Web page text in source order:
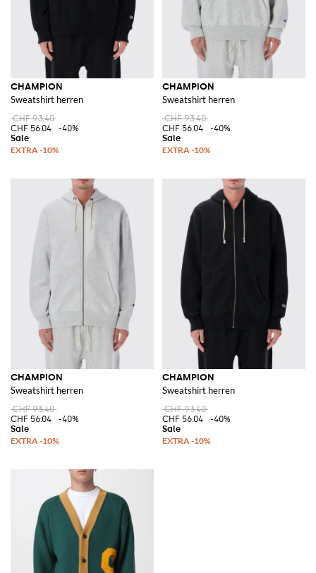
CHAMPION
Sweatshirt herren
CHF 93.40
CHF 56.04
-40%
CHAMPION
Sweatshirt herren
CHF 93.40
CHF 56.04
-40%
CHAMPION
Sweatshirt herren
CHF 93.40
CHF 56.04
-40%
CHAMPION
Sweatshirt herren
CHF 93.40
CHF 56.04
-40%